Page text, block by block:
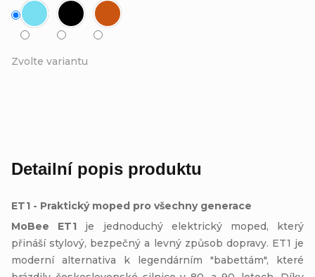
Zvolte variantu
Detailní popis produktu
ET1 - Praktický moped pro všechny generace
MoBee ET1 je jednoduchý elektrický moped, který
přináší stylový, bezpečný a levný způsob dopravy. ET1 je
moderní alternativa k legendárním "babettám", které